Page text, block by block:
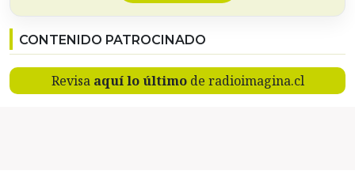
CONTENIDO PATROCINADO
Revisa aquí lo últimode radioimagina.cl